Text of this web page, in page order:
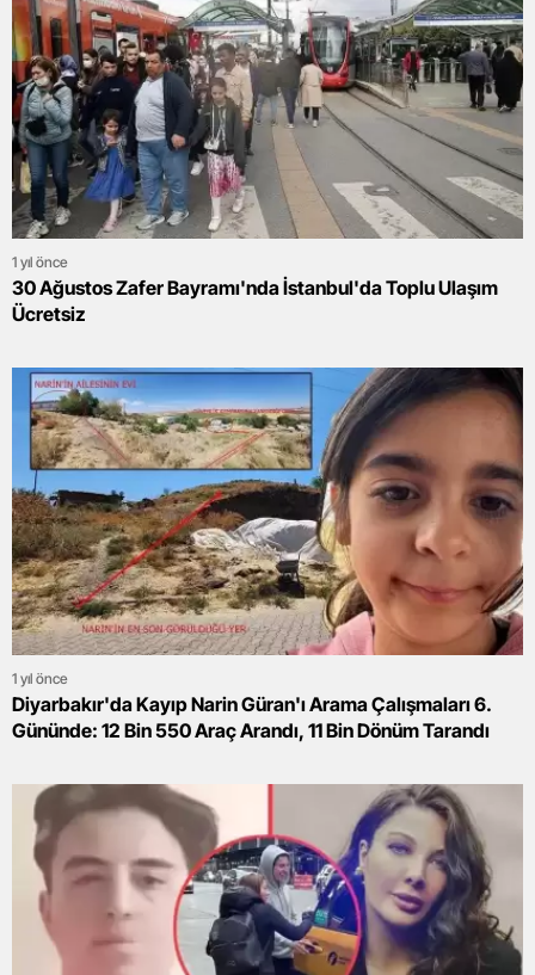
1 yıl önce
30 Ağustos Zafer Bayramı'nda İstanbul'da Toplu Ulaşım
Ücretsiz
1 yıl önce
Diyarbakır'da Kayıp Narin Güran'ı Arama Çalışmaları 6.
Gününde: 12 Bin 550 Araç Arandı, 11 Bin Dönüm Tarandı